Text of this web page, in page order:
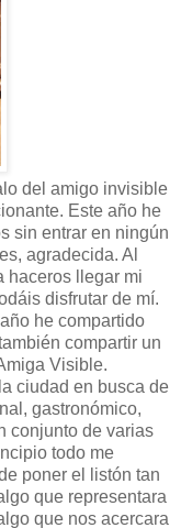
del amigo invisible
Este año he
sin entrar en ningún
agradecida. Al
haceros llegar mi
disfrutar de mí.
he compartido
compartir un
Visible.
ciudad en busca de
gastronómico,
conjunto de varias
todo me
poner el listón tan
que representara
que nos acercara